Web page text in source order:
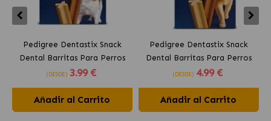
Pedigree Dentastix Snack
Dental Barritas Para Perros
Medianos 10-25 kg
(DESDE) 3.99 €
Añadir al Carrito
Pedigree Dentastix Snack
Dental Barritas Para Perros
Grandes +25 kg
(DESDE) 4.99 €
Añadir al Carrito